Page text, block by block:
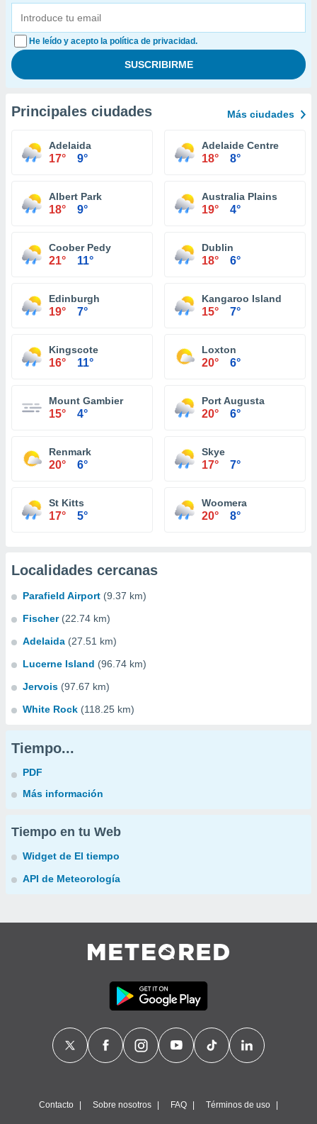
He leído y acepto la política de privacidad.
Principales ciudades Más ciudades
Adelaida
17° 9°
Adelaide Centre
18° 8°
Albert Park
18° 9°
Australia Plains
19° 4°
Coober Pedy
21° 11°
Dublin
18° 6°
Edinburgh
19° 7°
Kangaroo Island
15° 7°
Kingscote
16° 11°
Loxton
20° 6°
Mount Gambier
15° 4°
Port Augusta
20° 6°
Renmark
20° 6°
Skye
17° 7°
St Kitts
17° 5°
Woomera
20° 8°
Localidades cercanas
Parafield Airport (9.37 km)
Fischer (22.74 km)
Adelaida (27.51 km)
Lucerne Island (96.74 km)
Jervois (97.67 km)
White Rock (118.25 km)
Tiempo...
PDF
Más información
Tiempo en tu Web
Widget de El tiempo
API de Meteorología
Contacto Sobre nosotros FAQ Términos de uso